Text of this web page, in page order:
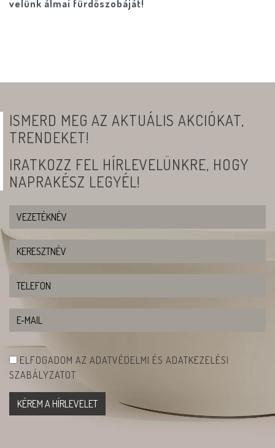
velünk álmai fürdőszobáját!
ISMERD MEG AZ AKTUÁLIS AKCIÓKAT,
TRENDEKET!
IRATKOZZ FEL HÍRLEVELÜNKRE, HOGY
NAPRAKÉSZ LEGYÉL!
ELFOGADOM AZ ADATVÉDELMI ÉS ADATKEZELÉSI
SZABÁLYZATOT